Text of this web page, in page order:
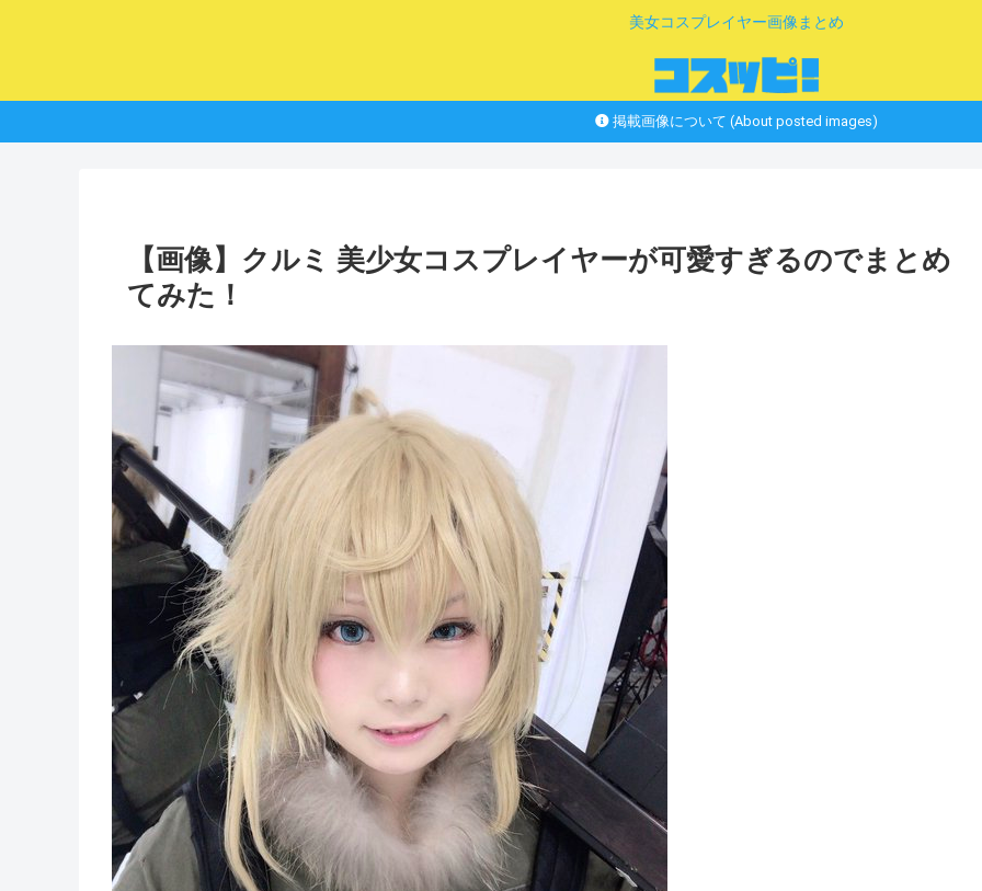
美女コスプレイヤー画像まとめ
掲載画像について (About posted images)
【画像】クルミ 美少女コスプレイヤーが可愛すぎるのでまとめ
てみた！